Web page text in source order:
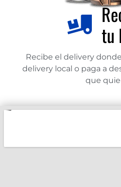
tu
Recibe el delivery
delivery local o paga a
que